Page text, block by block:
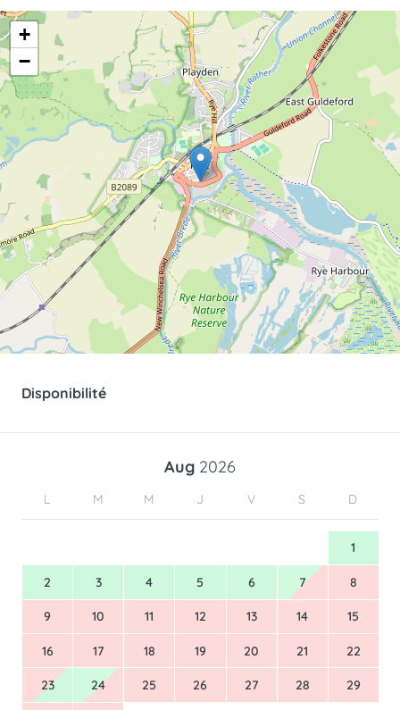
+
−
Disponibilité
Aug2026
L M M J V S D
1
2 3 4 5 6 7 8
9 10 11 12 13 14 15
16 17 18 19 20 21 22
23 24 25 26 27 28 29